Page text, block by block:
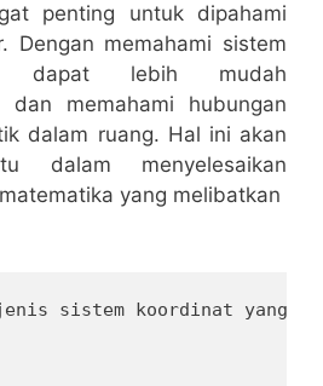
penting ‍untuk dipahami⁣
Dengan memahami sistem
dapat ‍lebih mudah‍
dan memahami hubungan
dalam ruang. Hal ⁣ini ⁢akan
dalam menyelesaikan
​yang melibatkan
sistem koordinat yang